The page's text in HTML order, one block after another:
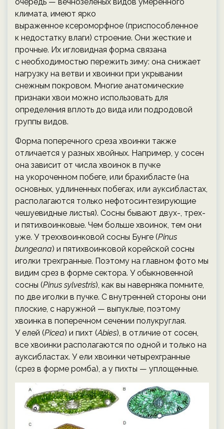
климата, имеют ярко
выраженное ксероморфное (приспособленное
к недостатку влаги) строение. Они жесткие и
прочные. Их игловидная форма связана
с необходимостью пережить зиму: она снижает
нагрузку на ветви и хвоинки при укрывании
снежным покровом. Многие анатомические
признаки хвои можно использовать для
определения вплоть до вида или подродовой
группы видов.
Форма поперечного среза хвоинки также
отличается у разных хвойных. Например, у сосен
она зависит от числа хвоинок в пучке
на укороченном побеге, или брахибласте (на
основных, удлиненных побегах, или ауксибластах,
располагаются только нефотосинтезирующие
чешуевидные листья). Сосны бывают двух-, трех-
и пятихвоинковые. Чем больше хвоинок, тем они
уже. У треххвоинковой сосны Бунге (Pinus
bungeana) и пятихвоинковой корейской сосны
иголки трехгранные. Поэтому на главном фото мы
видим срез в форме сектора. У обыкновенной
сосны (Pinus sylvestris), как вы наверняка помните,
по две иголки в пучке. С внутренней стороны они
плоские, с наружной — выпуклые, поэтому
хвоинка в поперечном сечении полукруглая.
У елей (Picea) и пихт (Abies), в отличие от сосен,
все хвоинки располагаются по одной и только на
ауксибластах. У ели хвоинки четырехгранные
(срез в форме ромба), а у пихты — уплощенные.